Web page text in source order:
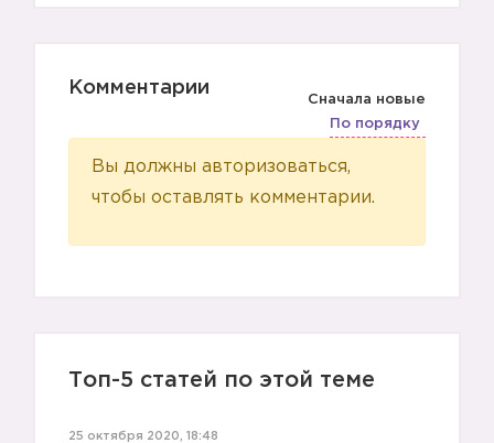
Комментарии
Сначала новые
По порядку
Вы должны авторизоваться,
чтобы оставлять комментарии.
Топ-5 статей по этой теме
25 октября 2020, 18:48